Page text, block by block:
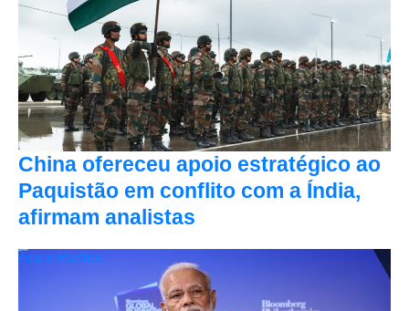
China ofereceu apoio estratégico ao
Paquistão em conflito com a Índia,
afirmam analistas
Ásia e Pacífico